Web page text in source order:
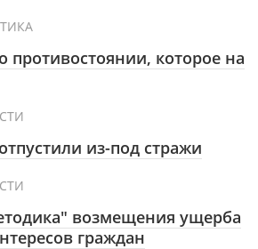
противостоянии, которое на
из-под стражи
возмещения ущерба
граждан